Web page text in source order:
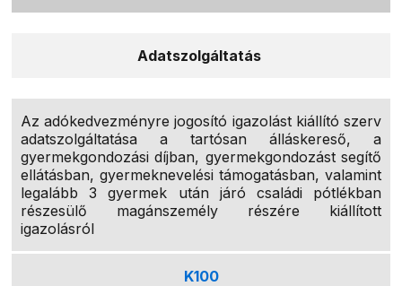
Adatszolgáltatás
Az adókedvezményre jogosító igazolást kiállító szerv
adatszolgáltatása a tartósan álláskereső, a
gyermekgondozási díjban, gyermekgondozást segítő
ellátásban, gyermeknevelési támogatásban, valamint
legalább 3 gyermek után járó családi pótlékban
részesülő magánszemély részére kiállított
igazolásról
K100